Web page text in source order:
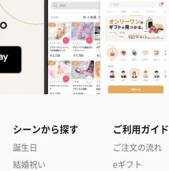
シーンから探す
誕生日
結婚祝い
ご利用ガイド
ご注文の流れ
eギフト